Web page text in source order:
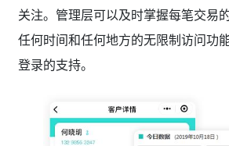
关注。管理层可以及时掌握每笔交易
任何时间和任何地方的无限制访问功
登录的支持。